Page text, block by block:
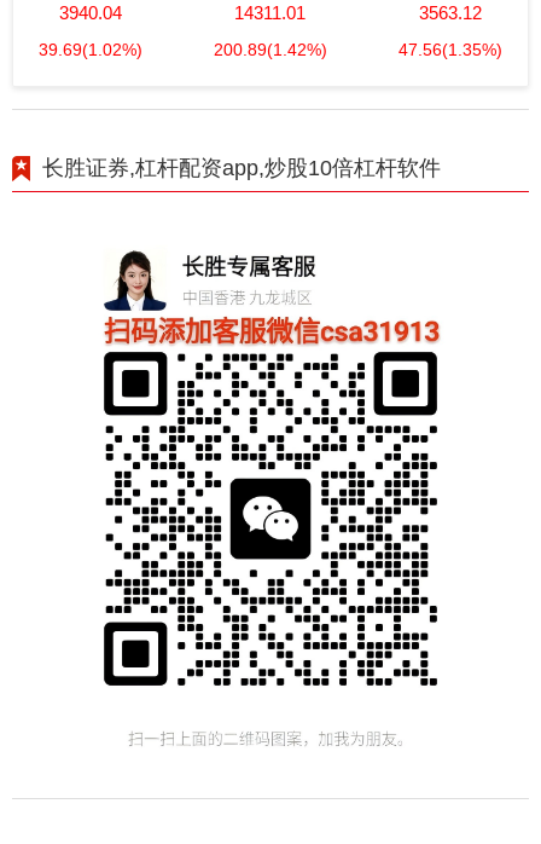
3940.04
39.69(1.02%)
14311.01
200.89(1.42%)
3563.12
47.56(1.35%)
长胜证券,杠杆配资app,炒股10倍杠杆软件